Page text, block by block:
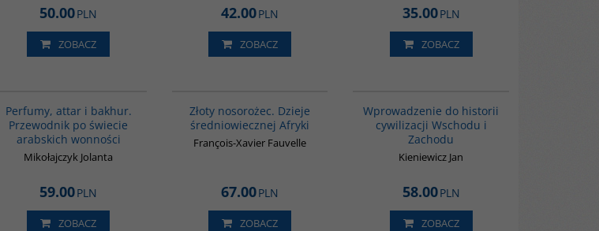
50.00PLN
ZOBACZ
42.00PLN
ZOBACZ
35.00PLN
ZOBACZ
Perfumy, attar i bakhur.
Przewodnik po świecie
arabskich wonności
Mikołajczyk Jolanta
59.00PLN
ZOBACZ
Złoty nosorożec. Dzieje
średniowiecznej Afryki
François-Xavier Fauvelle
67.00PLN
ZOBACZ
Wprowadzenie do historii
cywilizacji Wschodu i
Zachodu
Kieniewicz Jan
58.00PLN
ZOBACZ